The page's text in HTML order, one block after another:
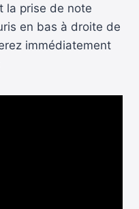
la prise de note
en bas à droite de
immédiatement